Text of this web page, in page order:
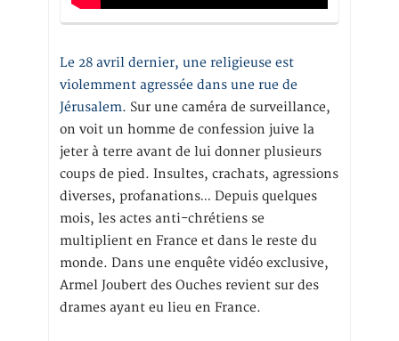
Le 28 avril dernier, une religieuse est
violemment agressée dans une rue de
Jérusalem. Sur une caméra de surveillance,
on voit un homme de confession juive la
jeter à terre avant de lui donner plusieurs
coups de pied. Insultes, crachats, agressions
diverses, profanations… Depuis quelques
mois, les actes anti-chrétiens se
multiplient en France et dans le reste du
monde. Dans une enquête vidéo exclusive,
Armel Joubert des Ouches revient sur des
drames ayant eu lieu en France.